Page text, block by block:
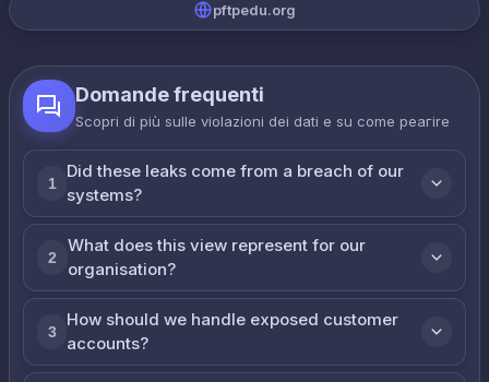
pftpedu.org
Domande frequenti
Scopri di più sulle violazioni dei dati e su come реагire
1
Did these leaks come from a breach of our
systems?
2
What does this view represent for our
organisation?
3
How should we handle exposed customer
accounts?